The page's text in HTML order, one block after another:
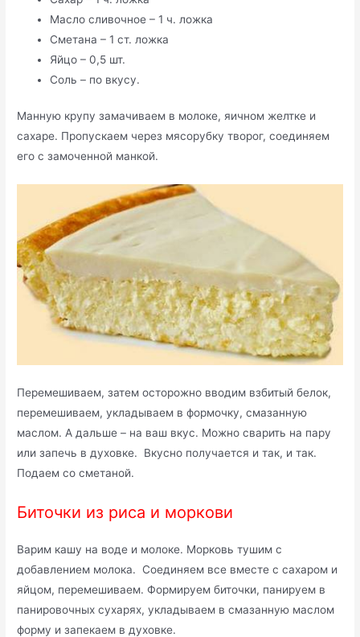
Масло сливочное – 1 ч. ложка
Сметана – 1 ст. ложка
Яйцо – 0,5 шт.
Соль – по вкусу.
Манную крупу замачиваем в молоке, яичном желтке и
сахаре. Пропускаем через мясорубку творог, соединяем
его с замоченной манкой.
Перемешиваем, затем осторожно вводим взбитый белок,
перемешиваем, укладываем в формочку, смазанную
маслом. А дальше – на ваш вкус. Можно сварить на пару
или запечь в духовке. Вкусно получается и так, и так.
Подаем со сметаной.
Биточки из риса и моркови
Варим кашу на воде и молоке. Морковь тушим с
добавлением молока. Соединяем все вместе с сахаром и
яйцом, перемешиваем. Формируем биточки, панируем в
панировочных сухарях, укладываем в смазанную маслом
форму и запекаем в духовке.